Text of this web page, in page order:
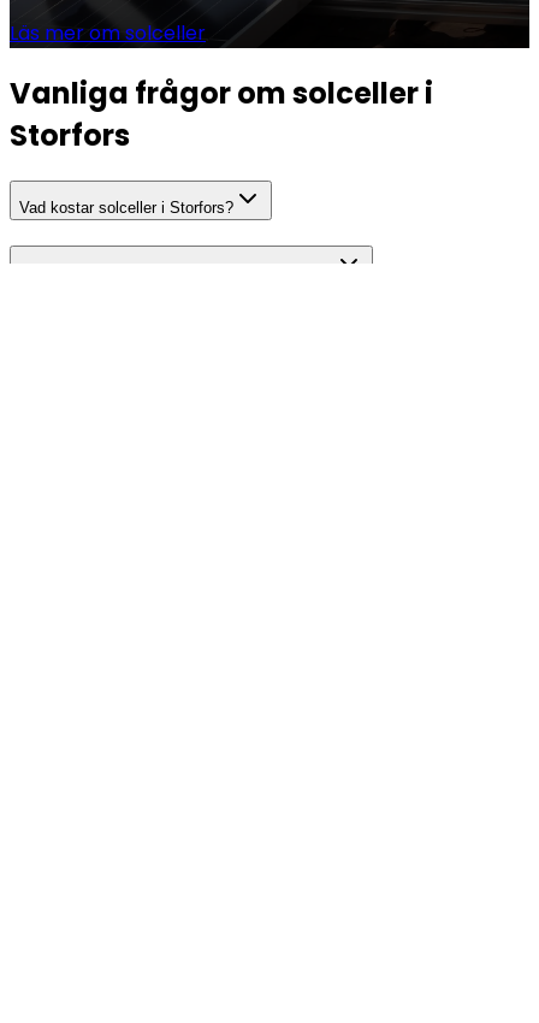
Läs mer om solceller
Vanliga frågor om solceller i
Storfors
Vad kostar solceller i Storfors?